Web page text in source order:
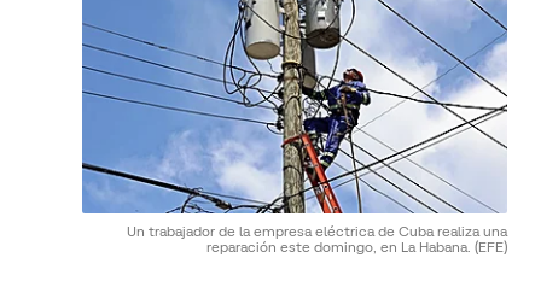
Un trabajador de la empresa eléctrica de Cuba realiza una
reparación este domingo, en La Habana. (EFE)